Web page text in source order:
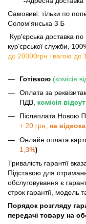
Самовиві: тільки по
Солом'янська 3 Б
Кур'єрська доставка
кур'єрської служби,
до 20000грн і вагою до
Готівкою (комісія
Оплата за
ПДВ, комісія
Післяплата Новою
+ 20 грн, на
Онлайн оплата
1,3%)
Тривалість гарантії
Підставою для
обслуговування є
строк гарантії, модель
Порядок розгляду
передачі товару на